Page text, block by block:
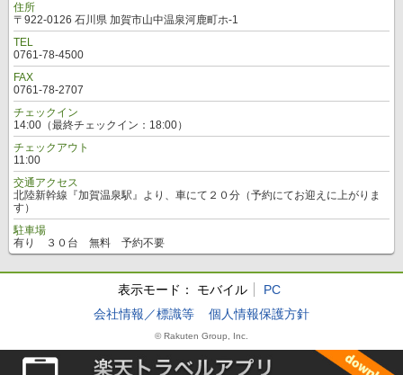
住所
〒922-0126 石川県 加賀市山中温泉河鹿町ホ-1
TEL
0761-78-4500
FAX
0761-78-2707
チェックイン
14:00（最終チェックイン：18:00）
チェックアウト
11:00
交通アクセス
北陸新幹線『加賀温泉駅』より、車にて２０分（予約にてお迎えに上がりま
す）
駐車場
有り ３０台 無料 予約不要
表示モード： モバイル
PC
会社情報／標識等
個人情報保護方針
© Rakuten Group, Inc.